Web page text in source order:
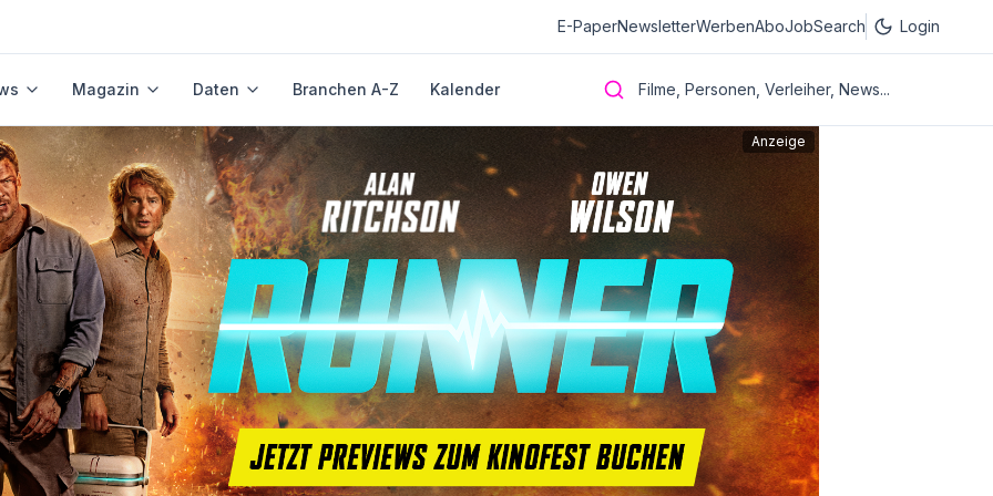
E-PaperNewsletterWerbenAboJobSearch Login
Magazin Daten Branchen A-Z Kalender Filme, Personen, Verleiher, News...
Anzeige